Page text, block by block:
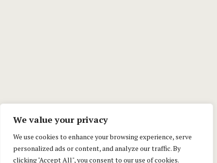
We value your privacy
We use cookies to enhance your browsing experience, serve
personalized ads or content, and analyze our traffic. By
clicking "Accept All", you consent to our use of cookies.